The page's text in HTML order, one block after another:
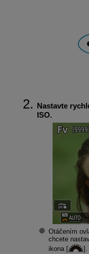
Nastavte
ISO.
Otáčením
chcete
ikona [
].